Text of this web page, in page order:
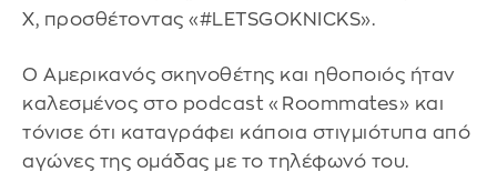
X, προσθέτοντας «#LETSGOKNICKS».
Ο Αμερικανός σκηνοθέτης και ηθοποιός ήταν
καλεσμένος στο podcast «Roommates» και
τόνισε ότι καταγράφει κάποια στιγμιότυπα από
αγώνες της ομάδας με το τηλέφωνό του.